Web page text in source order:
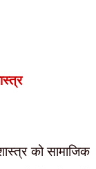
को सामाजिक